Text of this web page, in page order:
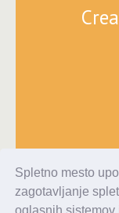
Spletno mesto
zagotavljanje
oglasnih sistemov